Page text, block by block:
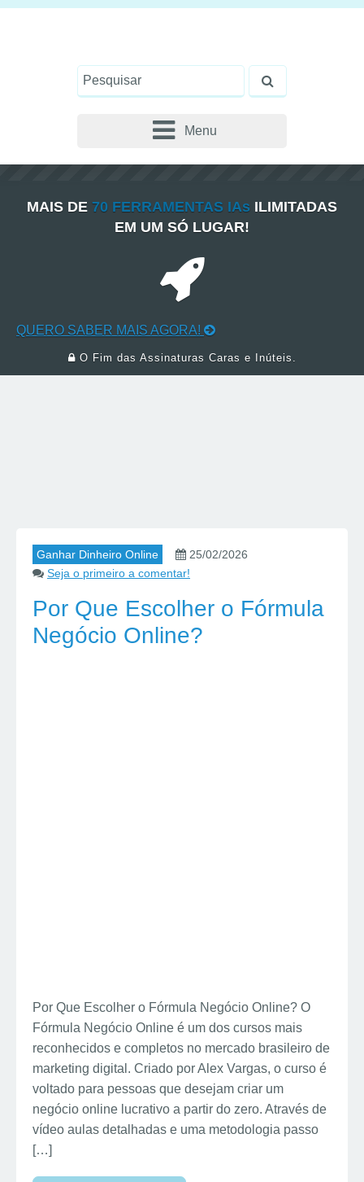
Menu
MAIS DE 70 FERRAMENTAS IAs ILIMITADAS
EM UM SÓ LUGAR!
QUERO SABER MAIS AGORA!
O Fim das Assinaturas Caras e Inúteis.
Ganhar Dinheiro Online
25/02/2026
Seja o primeiro a comentar!
Por Que Escolher o Fórmula
Negócio Online?
Por Que Escolher o Fórmula Negócio Online? O
Fórmula Negócio Online é um dos cursos mais
reconhecidos e completos no mercado brasileiro de
marketing digital. Criado por Alex Vargas, o curso é
voltado para pessoas que desejam criar um
negócio online lucrativo a partir do zero. Através de
vídeo aulas detalhadas e uma metodologia passo
[…]